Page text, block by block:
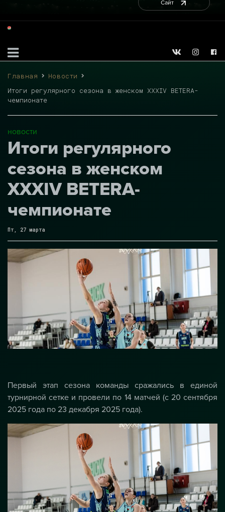
Сайт
Главная
Новости
Итоги регулярного сезона в женском XXXIV BETERA-
чемпионате
новости
Итоги регулярного
сезона в женском
XXXIV BETERA-
чемпионате
Пт, 27 марта
Первый этап сезона команды сражались в единой
турнирной сетке и провели по 14 матчей (с 20 сентября
2025 года по 23 декабря 2025 года).